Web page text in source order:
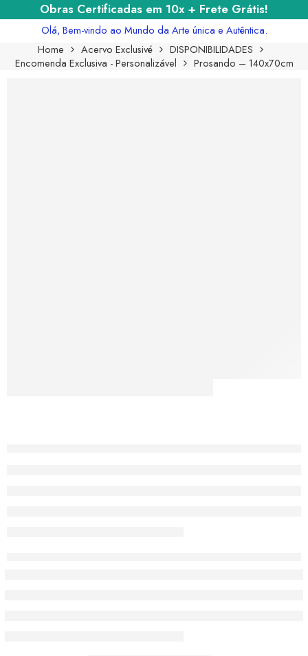
Obras Certificadas em 10x + Frete Grátis!
Olá, Bem-vindo ao Mundo da Arte única e Autêntica.
Home
Acervo Exclusivé
DISPONIBILIDADES
Encomenda Exclusiva - Personalizável
Prosando – 140x70cm